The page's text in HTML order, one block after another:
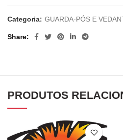
Categoria: GUARDA-PÓS E
Share
PRODUTOS